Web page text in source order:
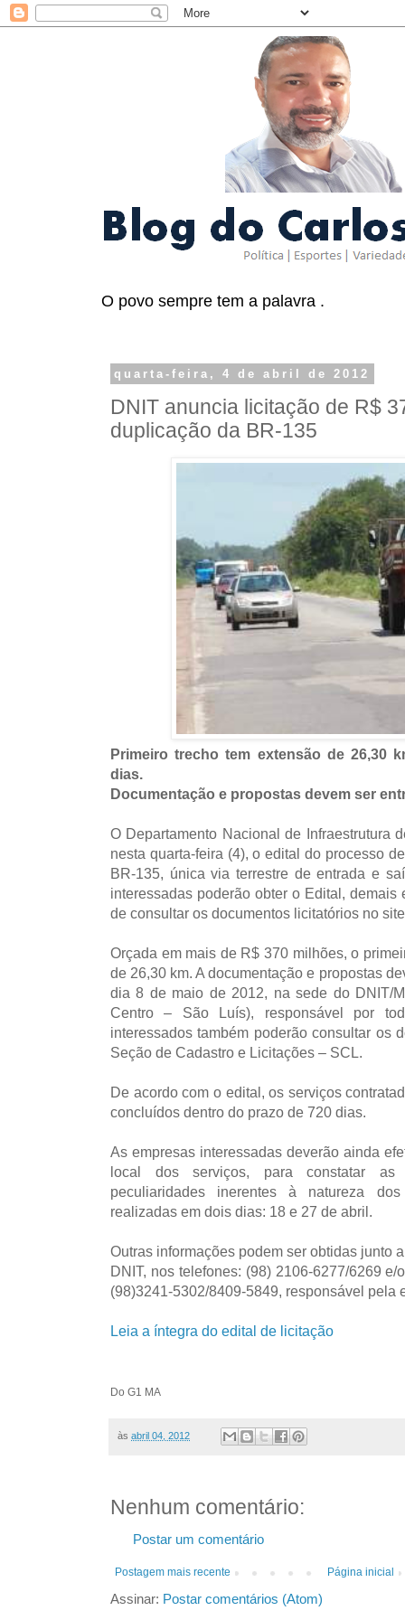
O povo sempre tem a palavra .
quarta-feira, 4 de abril de 2012
DNIT anuncia licitação de R$
duplicação da BR-135
Primeiro trecho tem extensão de 26,30
dias.
Documentação e propostas devem ser
O Departamento Nacional de Infraestrutura
nesta quarta-feira (4), o edital do processo
BR-135, única via terrestre de entrada e
interessadas poderão obter o Edital, demais
de consultar os documentos licitatórios no
Orçada em mais de R$ 370 milhões, o
de 26,30 km. A documentação e propostas
dia 8 de maio de 2012, na sede do DNIT/
Centro – São Luís), responsável por
interessados também poderão consultar os
Seção de Cadastro e Licitações – SCL.
De acordo com o edital, os serviços
concluídos dentro do prazo de 720 dias.
As empresas interessadas deverão ainda
local dos serviços, para constatar
peculiaridades inerentes à natureza
realizadas em dois dias: 18 e 27 de abril.
Outras informações podem ser obtidas junto
DNIT, nos telefones: (98) 2106-6277/6269
(98)3241-5302/8409-5849, responsável pela
Leia a íntegra do edital de licitação
Do G1 MA
às abril 04, 2012
Nenhum comentário:
Postar um comentário
Postagem mais recente Página inicial
Assinar: Postar comentários (Atom)